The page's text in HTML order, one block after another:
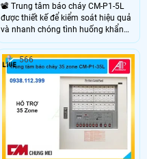
📽 Trung tâm báo cháy CM-P1-5L
được thiết kế để kiểm soát hiệu quả
và nhanh chóng tình huống khẩn
cấp trong các khu vực có nguy cơ
cháy nổ cao. Với khả năng giám sát
5 khu vực độc lập, CM-P1-5L sẽ là
giải pháp tối ưu cho việc bảo vệ an
toàn cho các công trình quy mô nhỏ
như gia đình, nhà trọ, văn phòng, ...
566